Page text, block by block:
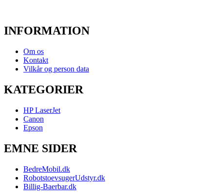
INFORMATION
Om os
Kontakt
Vilkår og person data
KATEGORIER
HP LaserJet
Canon
Epson
EMNE SIDER
BedreMobil.dk
RobotstoevsugerUdstyr.dk
Billig-Baerbar.dk